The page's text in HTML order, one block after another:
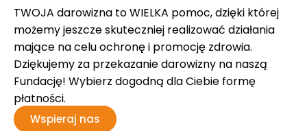
TWOJA darowizna to WIELKA pomoc, dzięki której
możemy jeszcze skuteczniej realizować działania
mające na celu ochronę i promocję zdrowia.
Dziękujemy za przekazanie darowizny na naszą
Fundację! Wybierz dogodną dla Ciebie formę
płatności.
Wspieraj nas